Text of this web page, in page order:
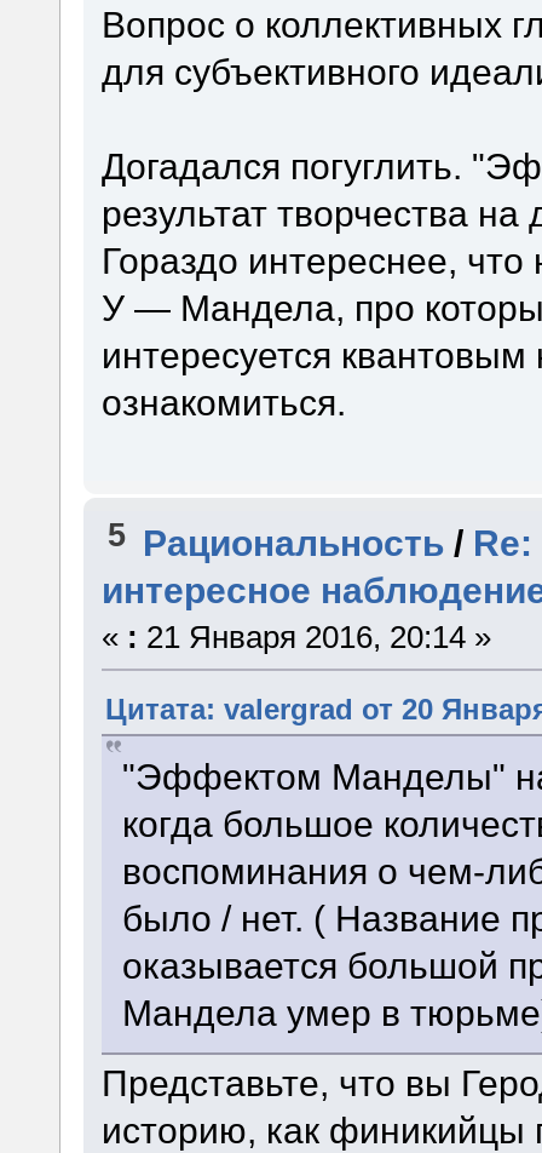
Вопрос о коллективных
для субъективного
Догадался погуглить.
результат творчества на
Гораздо интереснее,
У — Мандела, про
интересуется
ознакомиться.
5 Рациональность /
интересное
« : 21 Января 2016, 20:14 »
Цитата: valergrad от 20
"Эффектом Манделы"
когда большое
воспоминания о чем-
было / нет. ( Название
оказывается большой
Мандела умер в
Представьте, что вы
историю, как финикийцы